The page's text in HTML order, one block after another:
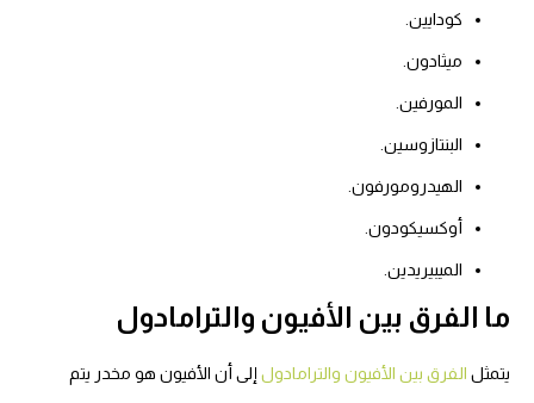
كودايين.
ميثادون.
المورفين.
البنتازوسين.
الهيدرومورفون.
أوكسيكودون.
الميبيريدين.
ما الفرق بين الأفيون والترامادول
يتمثل الفرق بين الأفيون والترامادول إلى أن الأفيون هو مخدر يتم